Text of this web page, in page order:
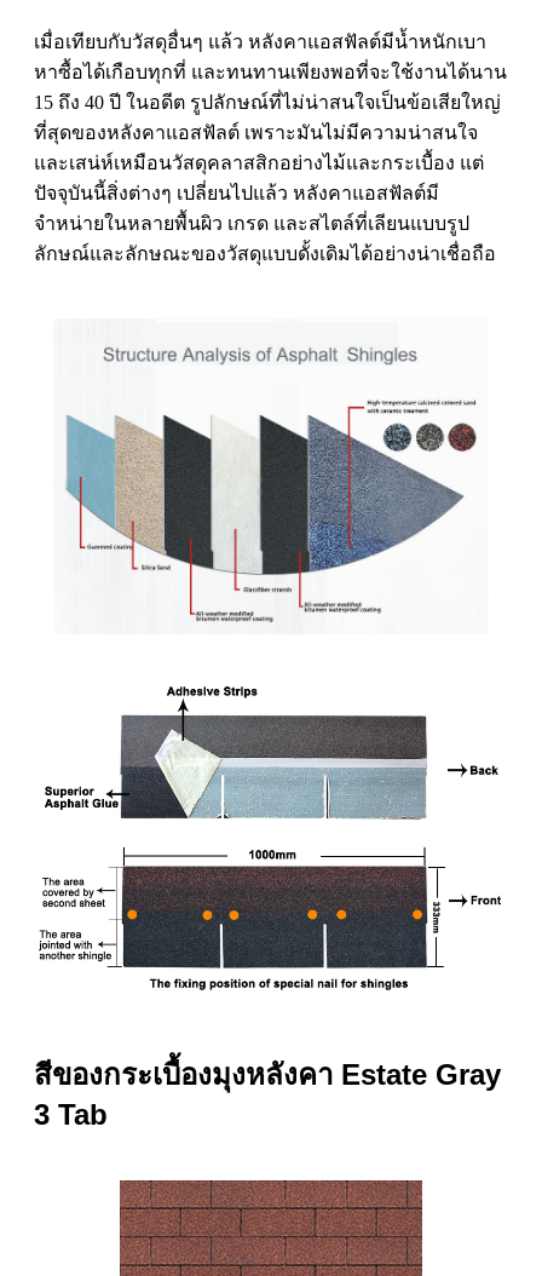
เมื่อเทียบกับวัสดุอื่นๆ แล้ว หลังคาแอสฟัลต์มีน้ำหนักเบา
หาซื้อได้เกือบทุกที่ และทนทานเพียงพอที่จะใช้งานได้นาน
15 ถึง 40 ปี ในอดีต รูปลักษณ์ที่ไม่น่าสนใจเป็นข้อเสียใหญ่
ที่สุดของหลังคาแอสฟัลต์ เพราะมันไม่มีความน่าสนใจ
และเสน่ห์เหมือนวัสดุคลาสสิกอย่างไม้และกระเบื้อง แต่
ปัจจุบันนี้สิ่งต่างๆ เปลี่ยนไปแล้ว หลังคาแอสฟัลต์มี
จำหน่ายในหลายพื้นผิว เกรด และสไตล์ที่เลียนแบบรูป
ลักษณ์และลักษณะของวัสดุแบบดั้งเดิมได้อย่างน่าเชื่อถือ
สีของกระเบื้องมุงหลังคา Estate Gray
3 Tab